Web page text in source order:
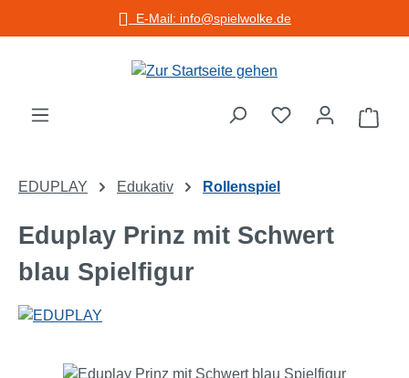
Zum Hauptinhalt springenE-Mail: info@spielwolke.de
EDUPLAY Edukativ Rollenspiel
Eduplay Prinz mit Schwert
blau Spielfigur